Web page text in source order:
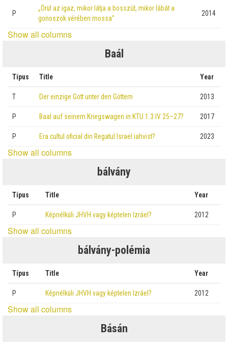
P
„Örül az igaz, mikor látja a bosszút, mikor lábát a
gonoszok vérében mossa”
2014
Show all columns
Baál
Típus Title Year
T Der einzige Gott unter den Göttern 2013
P Baal auf seinem Kriegswagen in KTU 1.3 IV 25–27? 2017
P Era cultul oficial din Regatul Israel iahvist? 2023
Show all columns
bálvány
Típus Title Year
P Képnélküli JHVH vagy képtelen Izráel? 2012
Show all columns
bálvány-polémia
Típus Title Year
P Képnélküli JHVH vagy képtelen Izráel? 2012
Show all columns
Básán